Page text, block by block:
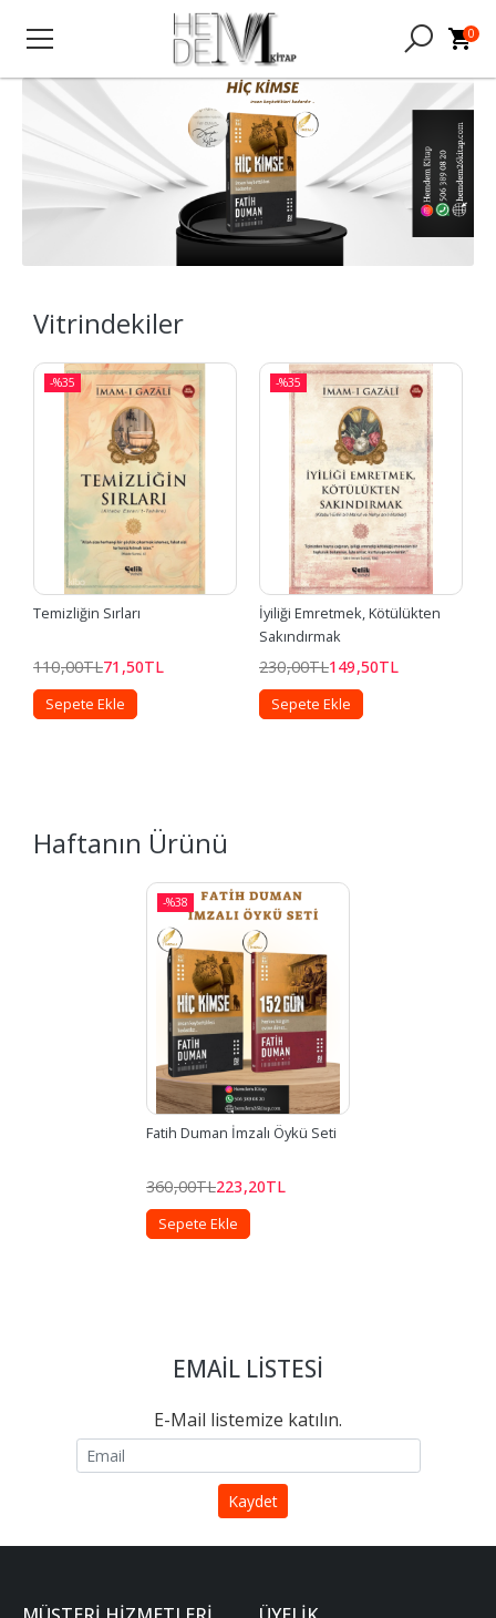
0
Vitrindekiler
-%35
Temizliğin Sırları
110,00TL71 ,50TL
Sepete Ekle
-%35
İyiliği Emretmek, Kötülükten
Sakındırmak
230,00TL149,50TL
Sepete Ekle
Haftanın Ürünü
-%38
Fatih Duman İmzalı Öykü Seti
360,00TL223,20TL
Sepete Ekle
EMAIL LISTESI
E-Mail listemize katılın.